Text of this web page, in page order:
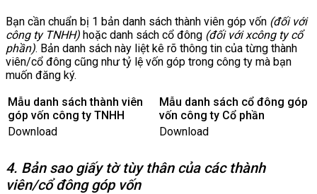
Bạn cần chuẩn bị 1 bản danh sách thành viên góp vốn (đối với
công ty TNHH) hoặc danh sách cổ đông (đối với xcông ty cổ
phần). Bản danh sách này liệt kê rõ thông tin của từng thành
viên/cổ đông cũng như tỷ lệ vốn góp trong công ty mà bạn
muốn đăng ký.
Mẫu danh sách thành viên
góp vốn công ty TNHH
Mẫu danh sách cổ đông góp
vốn công ty Cổ phần
Download
Download
4. Bản sao giấy tờ tùy thân của các thành
viên/cổ đông góp vốn